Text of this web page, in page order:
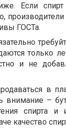
Если
ГОСТа.
только
и не
в
внимание –
спирта и
качество